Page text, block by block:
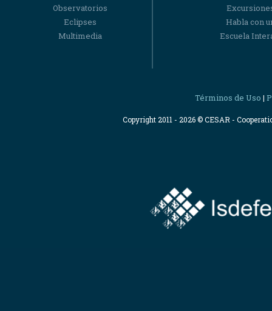
Observatorios
Eclipses
Multimedia
Habla con
Escuela
Términos de Uso |
Copyright 2011 - 2026 © CESAR -